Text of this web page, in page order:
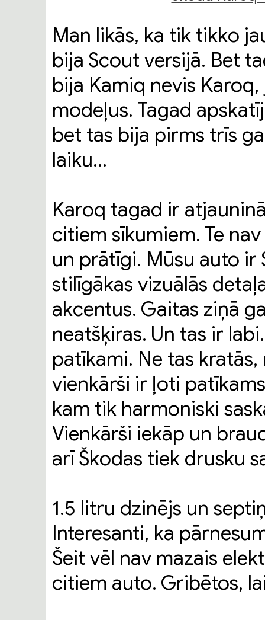
Man likās, ka tik tikko
bija Scout versijā. Bet
bija Kamiq nevis
modeļus. Tagad
bet tas bija pirms trīs
laiku…
Karoq tagad ir
citiem sīkumiem. Te
un prātīgi. Mūsu auto ir
stilīgākas vizuālās
akcentus. Gaitas ziņā
neatšķiras. Un tas ir
patīkami. Ne tas kratās,
vienkārši ir ļoti
kam tik harmoniski
Vienkārši iekāp un
arī Škodas tiek drusku
1.5 litru dzinējs un
Interesanti, ka
Šeit vēl nav mazais
citiem auto. Gribētos,